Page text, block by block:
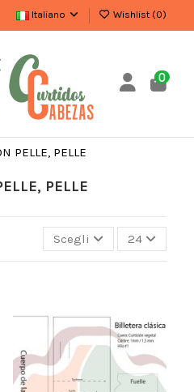
Italiano Wishlist (0)
0
PELLE, PELLE
PELLE
Scegli 24